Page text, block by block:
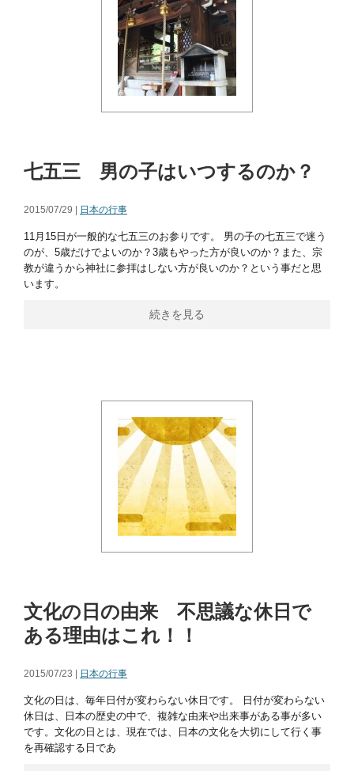
七五三 男の子はいつするのか？
2015/07/29 | 日本の行事
11月15日が一般的な七五三のお参りです。 男の子の七五三で迷う
のが、5歳だけでよいのか？3歳もやった方が良いのか？また、宗
教が違うから神社に参拝はしない方が良いのか？という事だと思
います。
続きを見る
文化の日の由来 不思議な休日で
ある理由はこれ！！
2015/07/23 | 日本の行事
文化の日は、毎年日付が変わらない休日です。 日付が変わらない
休日は、日本の歴史の中で、複雑な由来や出来事がある事が多い
です。文化の日とは、現在では、日本の文化を大切にして行く事
を再確認する日であ